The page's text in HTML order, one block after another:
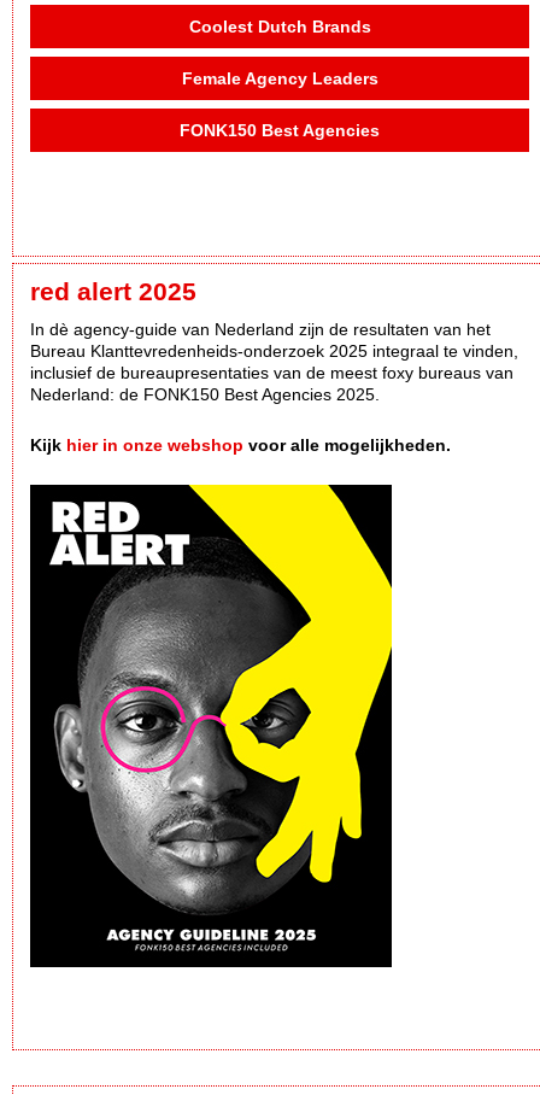
Coolest Dutch Brands
Female Agency Leaders
FONK150 Best Agencies
red alert 2025
In dè agency-guide van Nederland zijn de resultaten van het
Bureau Klanttevredenheids-onderzoek 2025 integraal te vinden,
inclusief de bureaupresentaties van de meest foxy bureaus van
Nederland: de FONK150 Best Agencies 2025.
Kijk hier in onze webshop voor alle mogelijkheden.